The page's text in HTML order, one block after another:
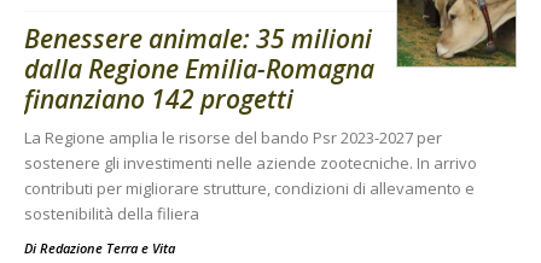
Benessere animale: 35 milioni
dalla Regione Emilia-Romagna
finanziano 142 progetti
La Regione amplia le risorse del bando Psr 2023-2027 per
sostenere gli investimenti nelle aziende zootecniche. In arrivo
contributi per migliorare strutture, condizioni di allevamento e
sostenibilità della filiera
Di Redazione Terra e Vita